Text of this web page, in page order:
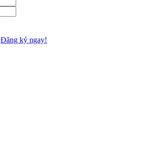
Đăng ký ngay!